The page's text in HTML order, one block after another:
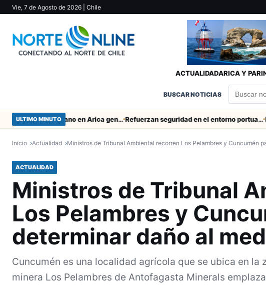
Vie, 7 de Agosto de 2026 | Chile
ACTUALIDADARICA Y
BUSCAR NOTICIAS
ULTIMO MINUTO Obras de Aguas del Altiplano en Arica generan puestos de trabajo Refuerzan seguridad en el entorno portuario de Arica
Inicio Actualidad Ministros de Tribunal Ambiental recorren Los Pelambres y Cuncumén
ACTUALIDAD
Ministros de Tribunal
Los Pelambres y
determinar daño al
Cuncumén es una localidad agrícola que se ubica en
minera Los Pelambres de Antofagasta Minerals